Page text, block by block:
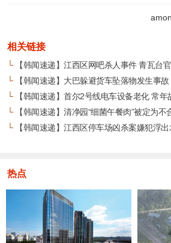
相关链接
└【韩闻速递】江西区网吧杀人事件 青瓦台
└【韩闻速递】大巴躲避货车坠落物发生事故
└【韩闻速递】首尔2号线电车设备老化 常年
└【韩闻速递】清净园“细菌午餐肉”被定为不
└【韩闻速递】江西区停车场凶杀案嫌犯浮出
热点